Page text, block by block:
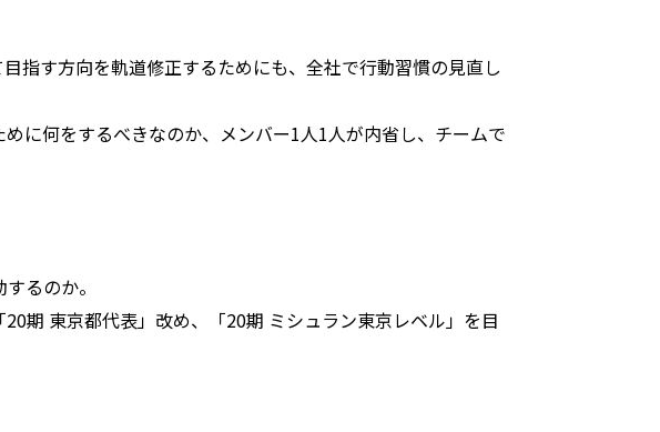
指す方向を軌道修正するためにも、全社で行動習慣の見直し
に何をするべきなのか、メンバー1人1人が内省し、チームで
るのか。
期 東京都代表」改め、「20期 ミシュラン東京レベル」を目